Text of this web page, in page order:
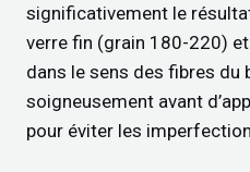
significativement le
verre fin (grain 180-220)
dans le sens des fibres du
soigneusement avant
pour éviter les